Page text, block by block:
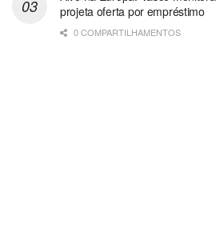
projeta oferta por empréstimo
0 COMPARTILHAMENTOS